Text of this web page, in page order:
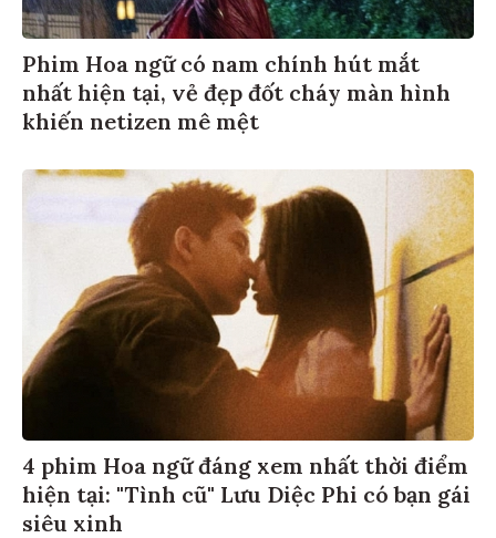
Phim Hoa ngữ có nam chính hút mắt
nhất hiện tại, vẻ đẹp đốt cháy màn hình
khiến netizen mê mệt
4 phim Hoa ngữ đáng xem nhất thời điểm
hiện tại: "Tình cũ" Lưu Diệc Phi có bạn gái
siêu xinh